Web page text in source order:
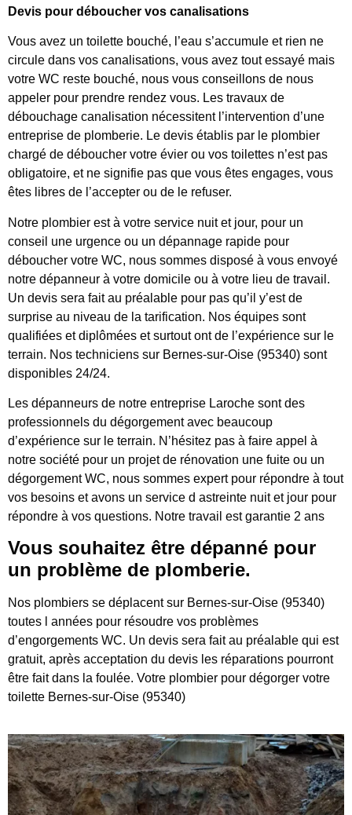
Devis pour déboucher vos canalisations
Vous avez un toilette bouché, l’eau s’accumule et rien ne
circule dans vos canalisations, vous avez tout essayé mais
votre WC reste bouché, nous vous conseillons de nous
appeler pour prendre rendez vous. Les travaux de
débouchage canalisation nécessitent l’intervention d’une
entreprise de plomberie. Le devis établis par le plombier
chargé de déboucher votre évier ou vos toilettes n’est pas
obligatoire, et ne signifie pas que vous êtes engages, vous
êtes libres de l’accepter ou de le refuser.
Notre plombier est à votre service nuit et jour, pour un
conseil une urgence ou un dépannage rapide pour
déboucher votre WC, nous sommes disposé à vous envoyé
notre dépanneur à votre domicile ou à votre lieu de travail.
Un devis sera fait au préalable pour pas qu’il y’est de
surprise au niveau de la tarification. Nos équipes sont
qualifiées et diplômées et surtout ont de l’expérience sur le
terrain. Nos techniciens sur Bernes-sur-Oise (95340) sont
disponibles 24/24.
Les dépanneurs de notre entreprise Laroche sont des
professionnels du dégorgement avec beaucoup
d’expérience sur le terrain. N’hésitez pas à faire appel à
notre société pour un projet de rénovation une fuite ou un
dégorgement WC, nous sommes expert pour répondre à tout
vos besoins et avons un service d astreinte nuit et jour pour
répondre à vos questions. Notre travail est garantie 2 ans
Vous souhaitez être dépanné pour
un problème de plomberie.
Nos plombiers se déplacent sur Bernes-sur-Oise (95340)
toutes l années pour résoudre vos problèmes
d’engorgements WC. Un devis sera fait au préalable qui est
gratuit, après acceptation du devis les réparations pourront
être fait dans la foulée. Votre plombier pour dégorger votre
toilette Bernes-sur-Oise (95340)